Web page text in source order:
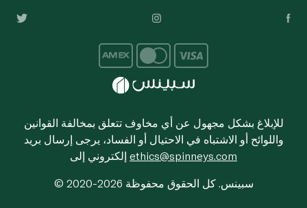
للإبلاغ بشكل مجهول عن أي مخاوف تتعلق بمخالفة القوانين
واللوائح أو الاشتباه في الاحتيال أو الفساد، يرجى إرسال بريد
ethics@spinneys.com
© 2020-2026 سبينس. كل الحقوق محفوظة